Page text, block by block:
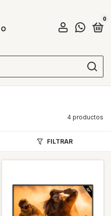
0
4 productos
FILTRAR